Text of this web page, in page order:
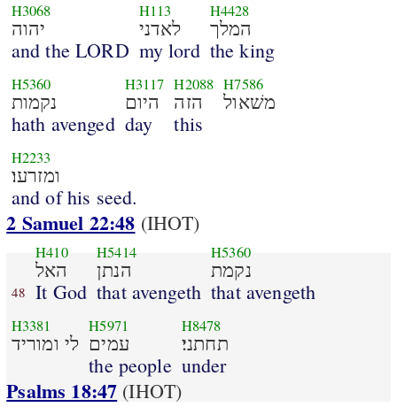
H3068
יהוה
and the LORD
H113
לאדני
my lord
H4428
המלך
the king
H5360
נקמות
hath avenged
H3117
היום
day
H2088
הזה
this
H7586
משׁאול
H2233
ומזרעו׃
and of his seed.
2 Samuel 22:48 (IHOT)
48
H410
האל
It God
H5414
הנתן
that avengeth
H5360
נקמת
that avengeth
H3381
לי ומוריד
H5971
עמים
the people
H8478
תחתני׃
under
Psalms 18:47 (IHOT)